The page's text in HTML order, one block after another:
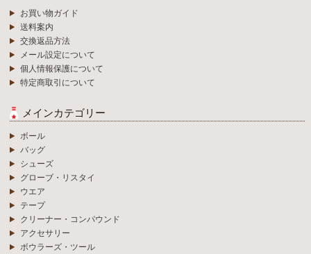
お買い物ガイド
送料案内
交換返品方法
メール設定について
個人情報保護について
特定商取引について
メインカテゴリー
ボール
バッグ
シューズ
グローブ・リスタイ
ウエア
テープ
クリーナー・コンパウンド
アクセサリー
ボウラーズ・ツール